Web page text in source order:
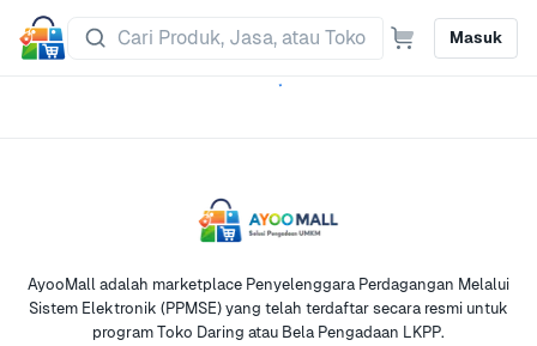
Masuk
AyooMall adalah marketplace Penyelenggara Perdagangan Melalui
Sistem Elektronik (PPMSE) yang telah terdaftar secara resmi untuk
program Toko Daring atau Bela Pengadaan LKPP.